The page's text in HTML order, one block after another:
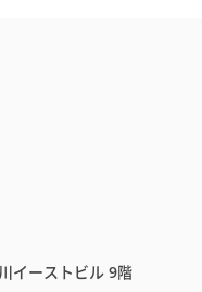
イーストビル 9階